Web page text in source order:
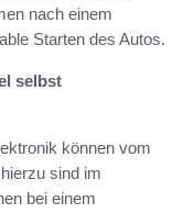
nach einem
Starten des Autos.
selbst
können vom
sind im
bei einem